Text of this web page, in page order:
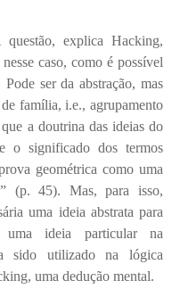
explica Hacking,
caso, como é possível
ser da abstração, mas
família, i.e., agrupamento
a doutrina das ideias do
o significado dos termos
geométrica como uma
(p. 45). Mas, para isso,
uma ideia abstrata para
ideia particular na
sido utilizado na lógica
uma dedução mental.